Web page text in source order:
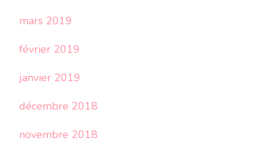
mars 2019
février 2019
janvier 2019
décembre 2018
novembre 2018